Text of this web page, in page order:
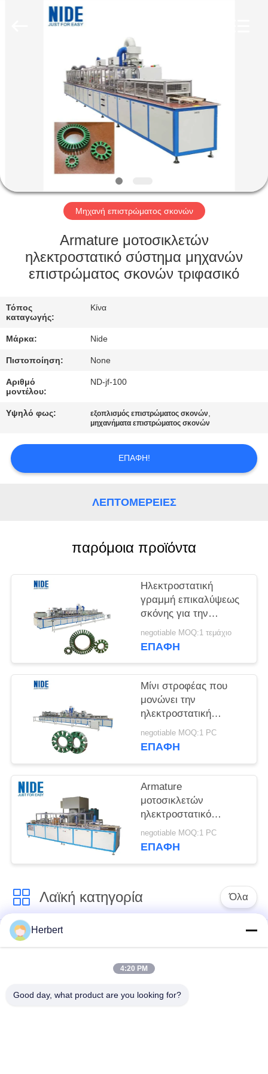
ΠΡΟΪΌΝΤΑ
ΠΕΡΊΠΟΥ
ΠΟΙΟΤΙΚΌΣ
ΈΛΕΓΧΟΣ
ΜΑΣ
ΕΛΆΤΕ
ΕΠΑΦΉ
ΜΕ
ΕΙΔΉΣΕΙΣ
ΖΗΤΉΣΤΕ
ΑΠΌΣΠΑΣΜΑ
Μηχανή επιστρώματος σκονών
Armature μοτοσικλετών
ηλεκτροστατικό σύστημα μηχανών
επιστρώματος σκονών τριφασικό
Τόπος
καταγωγής:
Κίνα
Μάρκα: Nide
Πιστοποίηση: None
Αριθμό
μοντέλου:
ND-jf-100
Υψηλό φως: εξοπλισμός επιστρώματος σκονών,
μηχανήματα επιστρώματος σκονών
ΕΠΑΦΉ!
ΛΕΠΤΟΜΈΡΕΙΕΣ
παρόμοια προϊόντα
Ηλεκτροστατική
γραμμή επικαλύψεως
σκόνης για την
αυτοματοποίηση του
πυρήνα του
βούρτσα
negotiable MOQ:1 τεμάχιο
ΕΠΑΦΉ
Μίνι στροφέας που
μονώνει την
ηλεκτροστατική
γραμμή παραγωγής
επιστρώματος σκονών
negotiable MOQ:1 PC
ΕΠΑΦΉ
Armature
μοτοσικλετών
ηλεκτροστατικό
σύστημα μηχανών
επιστρώματος σκονών
negotiable MOQ:1 PC
ΕΠΑΦΉ
Λαϊκή κατηγορία Όλα
Armature μηχανή
τυλίγματος
στατών
Αυτόματη μηχανή
ηλεκτρικών
Herbert
4:20 PM
Good day, what product are you looking for?